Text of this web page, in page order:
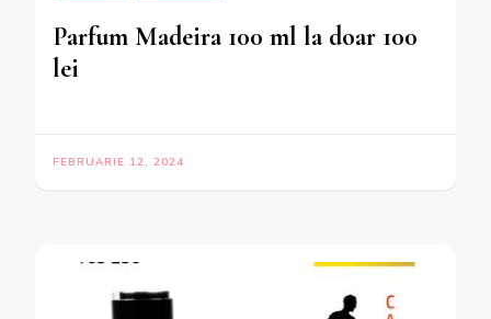
Parfum Madeira 100 ml la doar 100
lei
FEBRUARIE 12, 2024